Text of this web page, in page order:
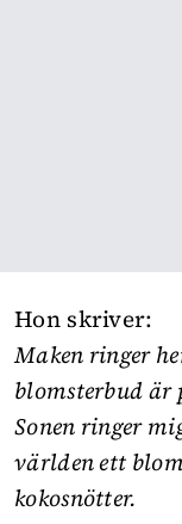
Hon skriver:
Maken ringer
blomsterbud är
Sonen ringer
världen ett
kokosnötter.